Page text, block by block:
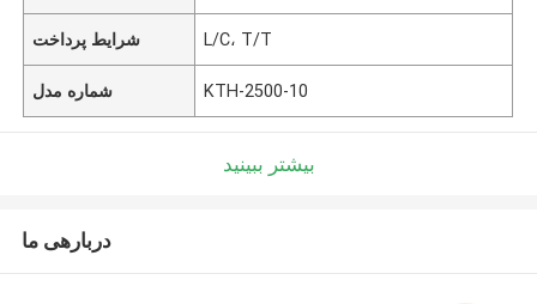
شرایط پرداخت L/C، T/T
شماره مدل KTH-2500-10
بیشتر ببینید
دربارهی ما